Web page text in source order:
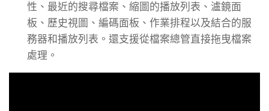
性、最近的搜尋檔案、縮圖的播放列表、瀘鏡面
板、歷史視圖、編碼面板、作業排程以及結合的服
務器和播放列表。還支援從檔案總管直接拖曳檔案
處理。